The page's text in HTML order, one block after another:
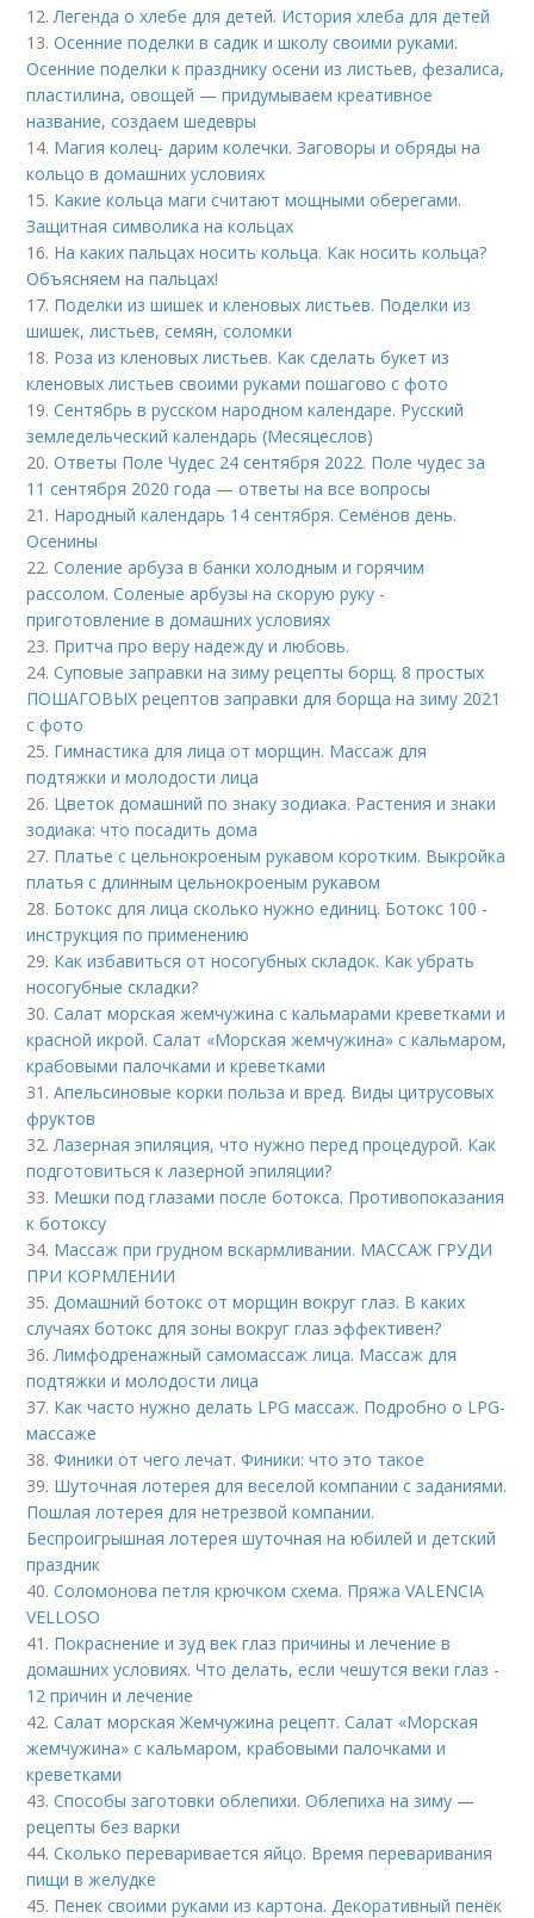
12.Легенда о хлебе для детей. История хлеба для детей
13.Осенние поделки в садик и школу своими руками.
Осенние поделки к празднику осени из листьев, фезалиса,
пластилина, овощей — придумываем креативное
название, создаем шедевры
14. Магия колец- дарим колечки. Заговоры и обряды на
кольцо в домашних условиях
15. Какие кольца маги считают мощными оберегами.
Защитная символика на кольцах
16. На каких пальцах носить кольца. Как носить кольца?
Объясняем на пальцах!
17. Поделки из шишек и кленовых листьев. Поделки из
шишек, листьев, семян, соломки
18. Роза из кленовых листьев. Как сделать букет из
кленовых листьев своими руками пошагово с фото
19.Сентябрь в русском народном календаре. Русский
земледельческий календарь (Месяцеслов)
20.Ответы Поле Чудес 24 сентября 2022. Поле чудес за
11 сентября 2020 года — ответы на все вопросы
21. Народный календарь 14 сентября. Семёнов день.
Осенины
22.Соление арбуза в банки холодным и горячим
рассолом. Соленые арбузы на скорую руку -
приготовление в домашних условиях
23. Притча про веру надежду и любовь.
24.Суповые заправки на зиму рецепты борщ. 8 простых
ПОШАГОВЫХ рецептов заправки для борща на зиму 2021
с фото
25. Гимнастика для лица от морщин. Массаж для
подтяжки и молодости лица
26. Цветок домашний по знаку зодиака. Растения и знаки
зодиака: что посадить дома
27. Платье с цельнокроеным рукавом коротким. Выкройка
платья с длинным цельнокроеным рукавом
28. Ботокс для лица сколько нужно единиц. Ботокс 100 -
инструкция по применению
29. Как избавиться от носогубных складок. Как убрать
носогубные складки?
30.Салат морская жемчужина с кальмарами креветками и
красной икрой. Салат «Морская жемчужина» с кальмаром,
крабовыми палочками и креветками
31.Апельсиновые корки польза и вред. Виды цитрусовых
фруктов
32.Лазерная эпиляция, что нужно перед процедурой. Как
подготовиться к лазерной эпиляции?
33. Мешки под глазами после ботокса. Противопоказания
к ботоксу
34. Массаж при грудном вскармливании. МАССАЖ ГРУДИ
ПРИ КОРМЛЕНИИ
35.Домашний ботокс от морщин вокруг глаз. В каких
случаях ботокс для зоны вокруг глаз эффективен?
36.Лимфодренажный самомассаж лица. Массаж для
подтяжки и молодости лица
37. Как часто нужно делать LPG массаж. Подробно о LPG-
массаже
38.Финики от чего лечат. Финики: что это такое
39. Шуточная лотерея для веселой компании с заданиями.
Пошлая лотерея для нетрезвой компании.
Беспроигрышная лотерея шуточная на юбилей и детский
праздник
40.Соломонова петля крючком схема. Пряжа VALENCIA
VELLOSO
41. Покраснение и зуд век глаз причины и лечение в
домашних условиях. Что делать, если чешутся веки глаз -
12 причин и лечение
42.Салат морская Жемчужина рецепт. Салат «Морская
жемчужина» с кальмаром, крабовыми палочками и
креветками
43.Способы заготовки облепихи. Облепиха на зиму —
рецепты без варки
44.Сколько переваривается яйцо. Время переваривания
пищи в желудке
45. Пенек своими руками из картона. Декоративный пенёк